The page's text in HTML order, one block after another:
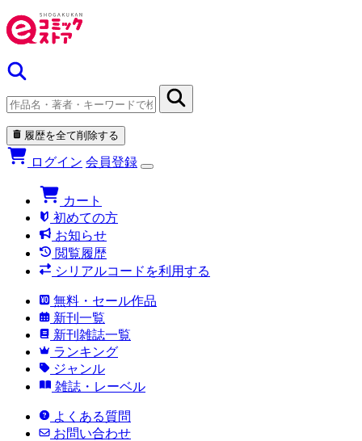
履歴を全て削除する
ログイン 会員登録
カート
初めての方
お知らせ
閲覧履歴
シリアルコードを利用する
無料・セール作品
新刊一覧
新刊雑誌一覧
ランキング
ジャンル
雑誌・レーベル
よくある質問
お問い合わせ